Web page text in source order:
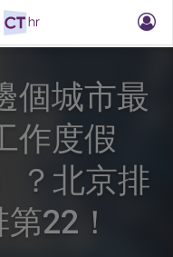
個城市最
作度假
？北京排
22！